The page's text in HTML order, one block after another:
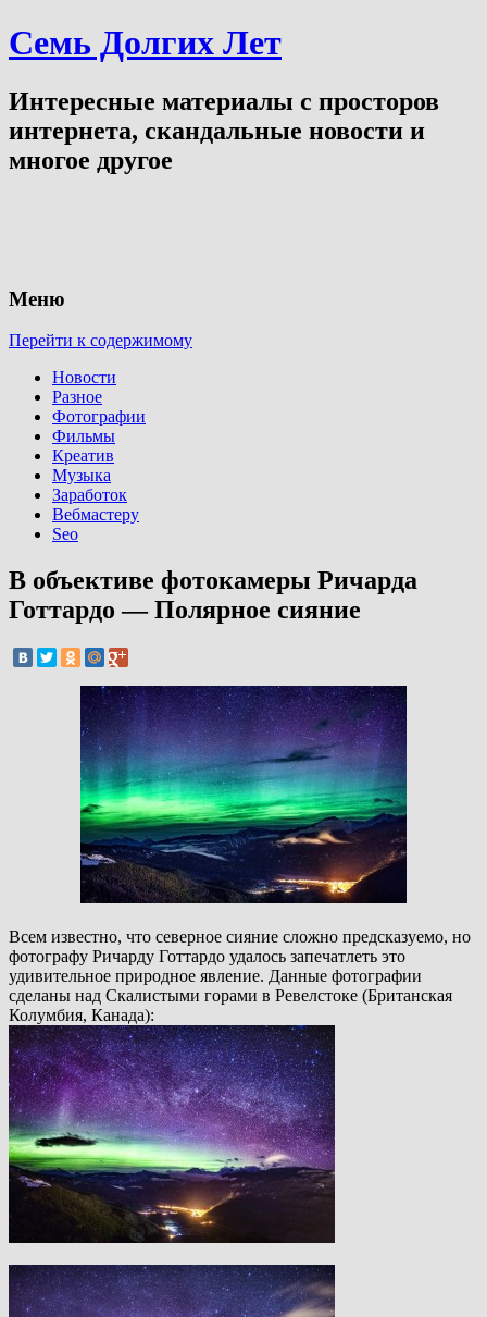
Семь Долгих Лет
Интересные материалы с просторов
интернета, скандальные новости и
многое другое
Меню
Перейти к содержимому
Новости
Разное
Фотографии
Фильмы
Креатив
Музыка
Заработок
Вебмастеру
Seo
В объективе фотокамеры Ричарда
Готтардо — Полярное сияние
Всем известно, что северное сияние сложно предсказуемо, но
фотографу Ричарду Готтардо удалось запечатлеть это
удивительное природное явление. Данные фотографии
сделаны над Скалистыми горами в Ревелстоке (Британская
Колумбия, Канада):